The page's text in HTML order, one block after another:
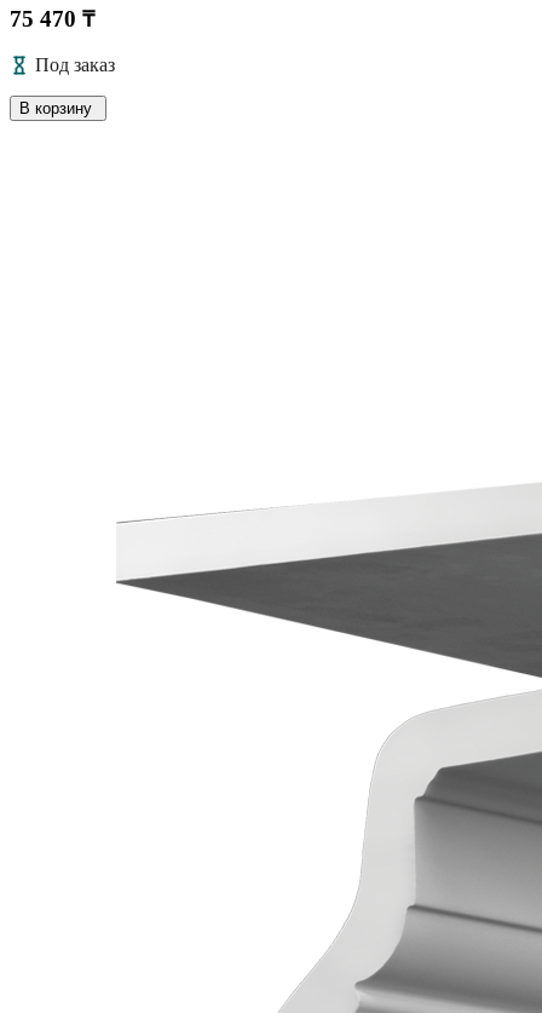
75 470 ₸
Под заказ
В корзину